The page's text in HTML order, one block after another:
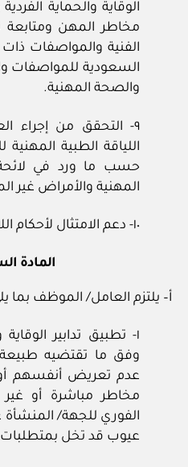
الوقاية والحماية
مخاطر المهن ومتابعة
الفنية والمواصفات
السعودية للمواصفات
والصحة المهنية.
٩- التحقق من إجراء
اللياقة الطبية
حسب ما ورد في
المهنية والأمراض غير
١٠- دعم الامتثال لأحكام اللائحة.
المادة
أ– يلتزم العامل/ الموظف بما
١- تطبيق تدابير
وفق ما تقتضيه
عدم تعريض أنفسهم أو
مخاطر مباشرة أو غير
الفوري للجهة/
عيوب قد تخل بمتطلبات